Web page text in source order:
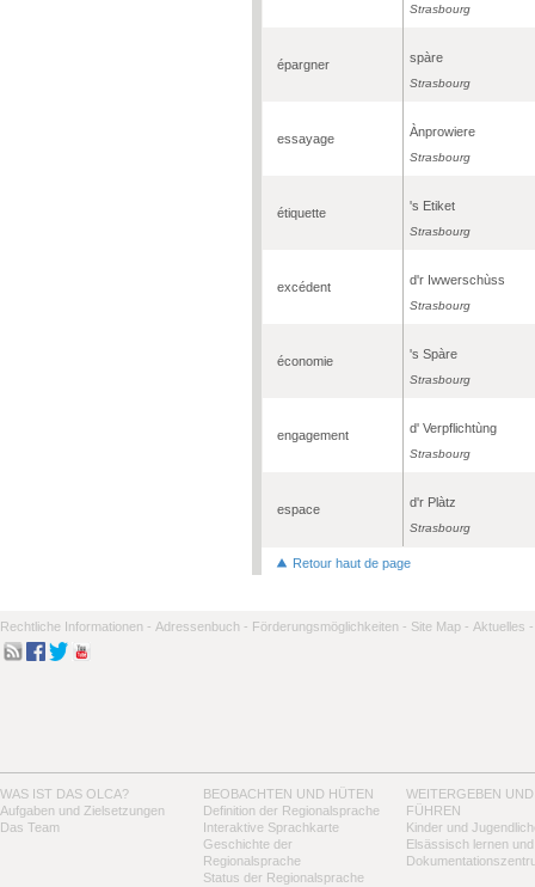
Strasbourg
épargner spàre
Strasbourg
essayage Ànprowiere
Strasbourg
étiquette 's Etiket
Strasbourg
excédent d'r Iwwerschùss
Strasbourg
économie 's Spàre
Strasbourg
engagement d' Verpflichtùng
Strasbourg
espace d'r Plàtz
Strasbourg
Retour haut de page
Rechtliche Informationen - Adressenbuch - Förderungsmöglichkeiten - Site Map - Aktuelles -
WAS IST DAS OLCA?
Aufgaben und Zielsetzungen
Das Team
BEOBACHTEN UND HÜTEN
Definition der Regionalsprache
Interaktive Sprachkarte
Geschichte der
Regionalsprache
Status der Regionalsprache
WEITERGEBEN UND
FÜHREN
Kinder und
Elsässisch lernen